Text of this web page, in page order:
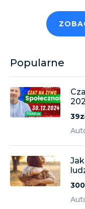
Popularne